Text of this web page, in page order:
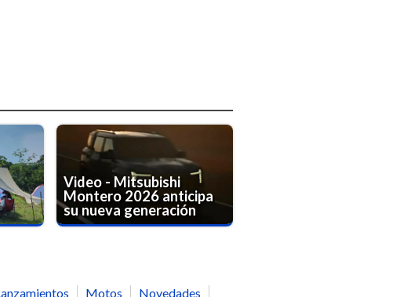
Video - Mitsubishi
Montero 2026 anticipa
su nueva generación
Motos Novedades